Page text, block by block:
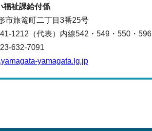
福祉課給付係
旅篭町二丁目3番25号
1212（代表） 内線542・549・550・596
632-7091
yamagata.lg.jp